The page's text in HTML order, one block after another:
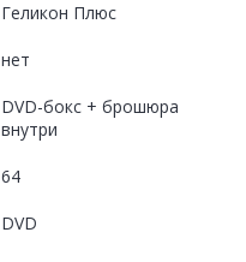
Геликон Плюс
нет
DVD-бокс + брошюра
внутри
64
DVD